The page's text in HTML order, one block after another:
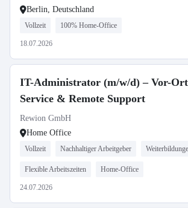
Berlin, Deutschland
Vollzeit 100% Home-Office
18.07.2026
IT-Administrator (m/w/d) – Vor-
Service & Remote Support
Rewion GmbH
Home Office
Vollzeit Nachhaltiger Arbeitgeber
Flexible Arbeitszeiten Home-Office
24.07.2026